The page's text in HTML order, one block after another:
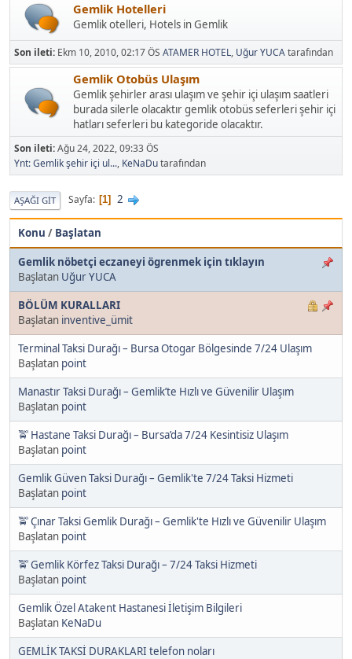
Gemlik Hotelleri
Gemlik otelleri, Hotels in Gemlik
Son ileti: Ekm 10, 2010, 02:17 ÖS ATAMER HOTEL, Uğur YUCAtarafından
Gemlik Otobüs Ulaşım
Gemlik şehirler arası ulaşım ve şehir içi ulaşım saatleri
burada silerle olacaktır gemlik otobüs seferleri şehir içi
hatları seferleri bu kategoride olacaktır.
Son ileti:Ağu 24, 2022, 09:33 ÖS
Ynt: Gemlik şehir içi ul..., KeNaDutarafından
AŞAĞI GIT Sayfa 1 2
Konu / Başlatan
Gemlik nöbetçi eczaneyi ögrenmek için tıklayın
Başlatan Uğur YUCA
BÖLÜM KURALLARI
Başlatan inventive_ümit
Terminal Taksi Durağı – Bursa Otogar Bölgesinde 7/24 Ulaşım
Başlatan point
Manastır Taksi Durağı – Gemlik’te Hızlı ve Güvenilir Ulaşım
Başlatan point
🚖 Hastane Taksi Durağı – Bursa’da 7/24 Kesintisiz Ulaşım
Başlatan point
Gemlik Güven Taksi Durağı – Gemlik'te 7/24 Taksi Hizmeti
Başlatan point
🚖 Çınar Taksi Gemlik Durağı – Gemlik'te Hızlı ve Güvenilir Ulaşım
Başlatan point
🚖 Gemlik Körfez Taksi Durağı – 7/24 Taksi Hizmeti
Başlatan point
Gemlik Özel Atakent Hastanesi İletişim Bilgileri
Başlatan KeNaDu
GEMLİK TAKSİ DURAKLARI telefon noları